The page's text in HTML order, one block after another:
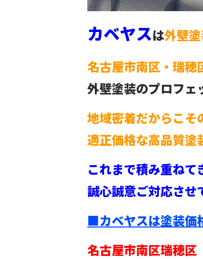
カベヤスは外壁
名古屋市南区・瑞穂
外壁塗装のプロフェ
地域密着だからこそ
適正価格な高品質塗
これまで積み重ねて
誠心誠意ご対応させ
■カベヤスは塗装価
名古屋市南区瑞穂